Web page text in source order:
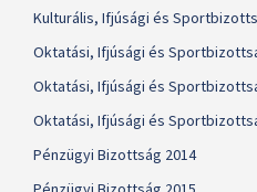
Kulturális, Ifjúsági és
Oktatási, Ifjúsági és
Oktatási, Ifjúsági és
Oktatási, Ifjúsági és
Pénzügyi Bizottság 2014